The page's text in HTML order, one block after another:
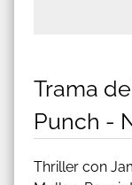
Trama
Punch -
Thriller con